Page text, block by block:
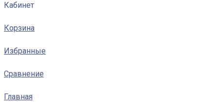
Кабинет
Корзина
Избранные
Сравнение
Главная